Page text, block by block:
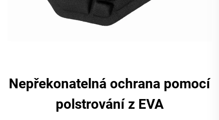
Nepřekonatelná ochrana pomocí
polstrování z EVA